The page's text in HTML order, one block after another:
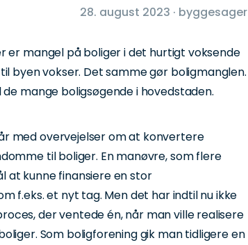
28. august 2023 · byggesager
er mangel på boliger i det hurtigt voksende
byen vokser. Det samme gør boligmanglen.
mange boligsøgende i hovedstaden.
med overvejelser om at konvertere
til boliger. En manøvre, som flere
at kunne finansiere en stor
f.eks. et nyt tag. Men det har indtil nu ikke
der ventede én, når man ville realisere
Som boligforening gik man tidligere en